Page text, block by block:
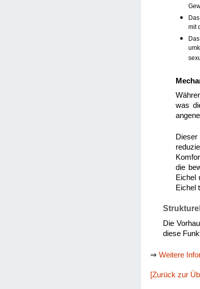
mit
was
die
Eichel
Eichel
Die
diese
⇒ Weitere
[Zurück zur